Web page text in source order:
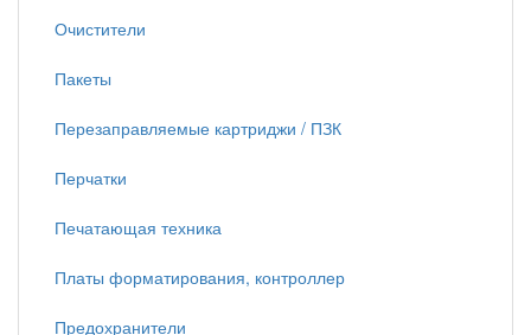
Очистители
Пакеты
Перезаправляемые картриджи / ПЗК
Перчатки
Печатающая техника
Платы форматирования, контроллер
Предохранители